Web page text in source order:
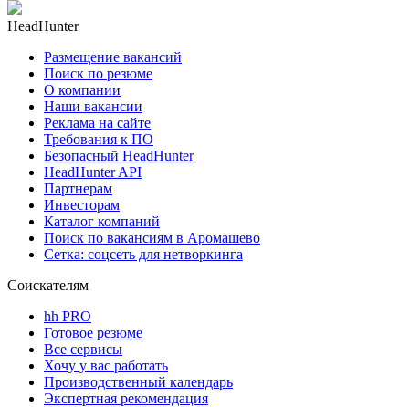
HeadHunter
Размещение вакансий
Поиск по резюме
О компании
Наши вакансии
Реклама на сайте
Требования к ПО
Безопасный HeadHunter
HeadHunter API
Партнерам
Инвесторам
Каталог компаний
Поиск по вакансиям в Аромашево
Сетка: соцсеть для нетворкинга
Соискателям
hh PRO
Готовое резюме
Все сервисы
Хочу у вас работать
Производственный календарь
Экспертная рекомендация